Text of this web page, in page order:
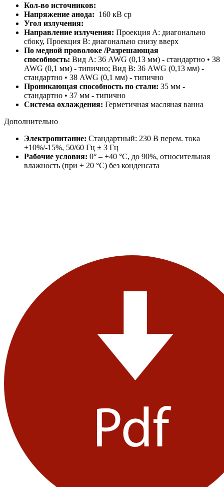
Кол-во источников:
Напряжение анода: 160 кВ ср
Угол излучения:
Направление излучения: Проекция A: диагонально
сбоку, Проекция B: диагонально снизу вверх
По медной проволоке /Разрешающая
способность: Вид А: 36 AWG (0,13 мм) - стандартно • 38
AWG (0,1 мм) - типично; Вид В: 36 AWG (0,13 мм) -
стандартно • 38 AWG (0,1 мм) - типично
Проникающая способность по стали: 35 мм -
стандартно • 37 мм - типично
Система охлаждения: Герметичная масляная ванна
Дополнительно
Электропитание: Стандартный: 230 В перем. тока
+10%/-15%, 50/60 Гц ± 3 Гц
Рабочие условия: 0° – +40 °С, до 90%, относительная
влажность (при + 20 °С) без конденсата